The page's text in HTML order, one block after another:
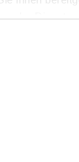
der Dienste
in
dafür, was